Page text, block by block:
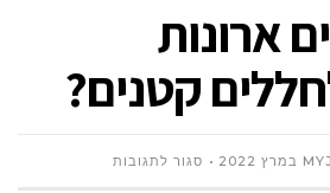
ארונות
קטנים?
סגור לתגובותעל